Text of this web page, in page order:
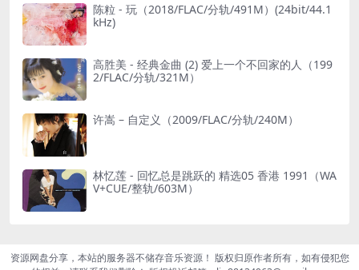
陈粒 - 玩（2018/FLAC/分轨/491M）(24bit/44.1
kHz)
高胜美 - 经典金曲 (2) 爱上一个不回家的人（199
2/FLAC/分轨/321M）
许嵩 – 自定义（2009/FLAC/分轨/240M）
林忆莲 - 回忆总是跳跃的 精选05 香港 1991（WA
V+CUE/整轨/603M）
资源网盘分享，本站的服务器不储存音乐资源！ 版权归原作者所有，如有侵犯您